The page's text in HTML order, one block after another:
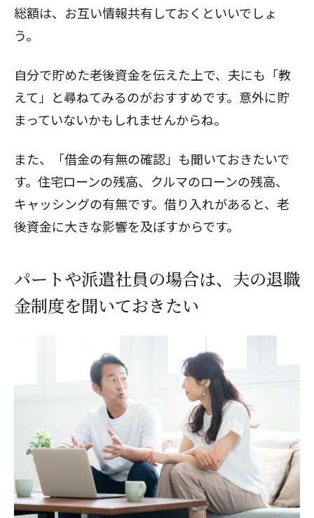
総額は、お互い情報共有しておくといいでしょ
う。
自分で貯めた老後資金を伝えた上で、夫にも「教
えて」と尋ねてみるのがおすすめです。意外に貯
まっていないかもしれませんからね。
また、「借金の有無の確認」も聞いておきたいで
す。住宅ローンの残高、クルマのローンの残高、
キャッシングの有無です。借り入れがあると、老
後資金に大きな影響を及ぼすからです。
パートや派遣社員の場合は、夫の退職
金制度を聞いておきたい